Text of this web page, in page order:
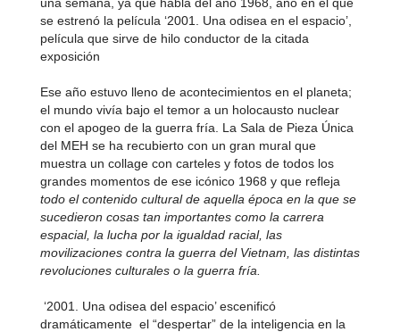
se estrenó la película ‘2001. Una odisea en el espacio’,
película que sirve de hilo conductor de la citada
exposición
Ese año estuvo lleno de acontecimientos en el planeta;
el mundo vivía bajo el temor a un holocausto nuclear
con el apogeo de la guerra fría. La Sala de Pieza Única
del MEH se ha recubierto con un gran mural que
muestra un collage con carteles y fotos de todos los
grandes momentos de ese icónico 1968 y que refleja
todo el contenido cultural de aquella época en la que se
sucedieron cosas tan importantes como la carrera
espacial, la lucha por la igualdad racial, las
movilizaciones contra la guerra del Vietnam, las distintas
revoluciones culturales o la guerra fría.
‘2001. Una odisea del espacio’ escenificó
dramáticamente el “despertar” de la inteligencia en la